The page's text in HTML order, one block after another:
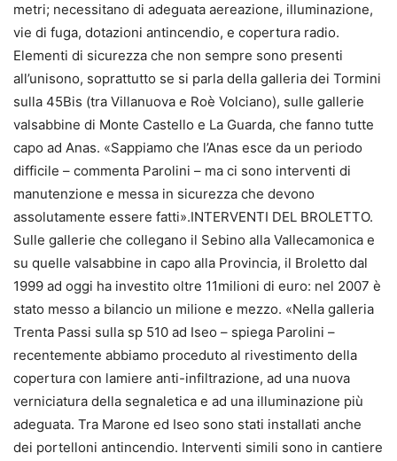
metri; necessitano di adeguata aereazione, illuminazione,
vie di fuga, dotazioni antincendio, e copertura radio.
Elementi di sicurezza che non sempre sono presenti
all’unisono, soprattutto se si parla della galleria dei Tormini
sulla 45Bis (tra Villanuova e Roè Volciano), sulle gallerie
valsabbine di Monte Castello e La Guarda, che fanno tutte
capo ad Anas. «Sappiamo che l’Anas esce da un periodo
difficile – commenta Parolini – ma ci sono interventi di
manutenzione e messa in sicurezza che devono
assolutamente essere fatti».INTERVENTI DEL BROLETTO.
Sulle gallerie che collegano il Sebino alla Vallecamonica e
su quelle valsabbine in capo alla Provincia, il Broletto dal
1999 ad oggi ha investito oltre 11milioni di euro: nel 2007 è
stato messo a bilancio un milione e mezzo. «Nella galleria
Trenta Passi sulla sp 510 ad Iseo – spiega Parolini –
recentemente abbiamo proceduto al rivestimento della
copertura con lamiere anti-infiltrazione, ad una nuova
verniciatura della segnaletica e ad una illuminazione più
adeguata. Tra Marone ed Iseo sono stati installati anche
dei portelloni antincendio. Interventi simili sono in cantiere